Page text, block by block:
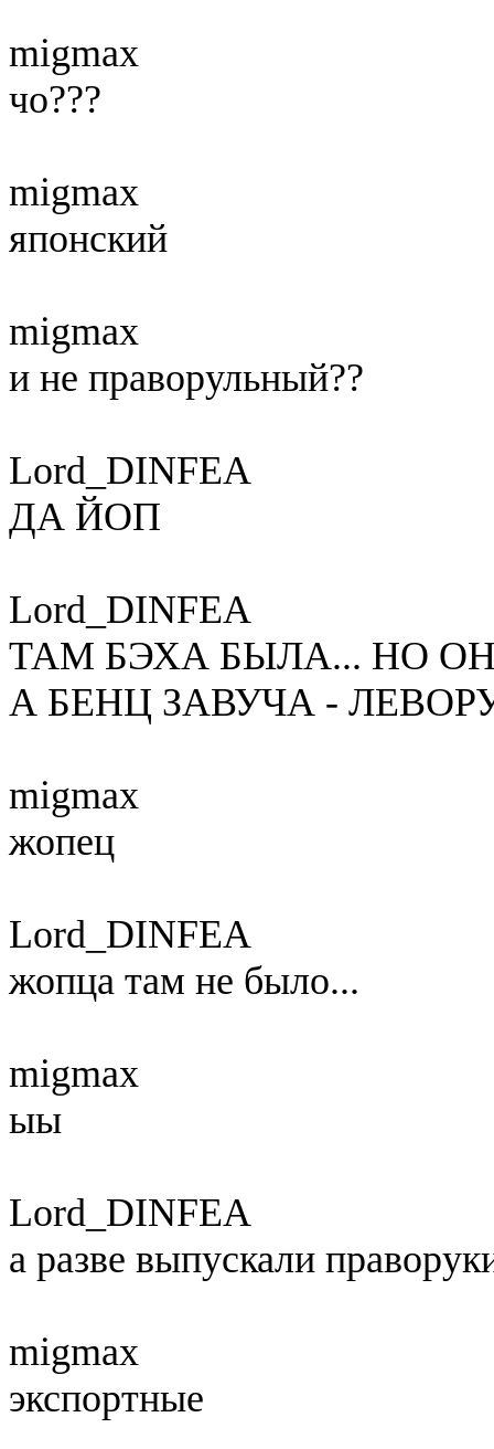
migmax
чо???
migmax
японский
migmax
и не праворульный??
Lord_DINFEA
ДА ЙОП
Lord_DINFEA
ТАМ БЭХА БЫЛА... НО
А БЕНЦ ЗАВУЧА -
migmax
жопец
Lord_DINFEA
жопца там не было...
migmax
ыы
Lord_DINFEA
а разве выпускали
migmax
экспортные